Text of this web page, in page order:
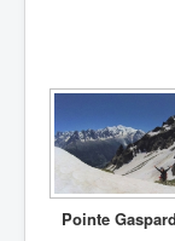
Pointe Gaspard